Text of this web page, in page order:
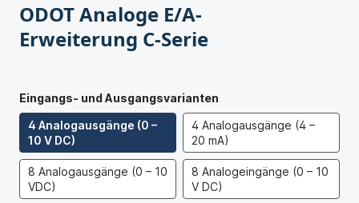
ODOT Analoge E/A-
Erweiterung C-Serie
Eingangs- und Ausgangsvarianten
4 Analogausgänge (0 –
10 V DC)
4 Analogausgänge (4 –
20 mA)
8 Analogausgänge (0 – 10
VDC)
8 Analogeingänge (0 – 10
V DC)